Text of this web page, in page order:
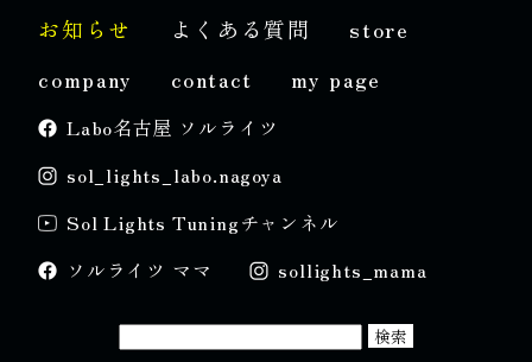
お知らせ
よくある質問
store
company
contact my page
Labo名古屋 ソルライツ
sol_lights_labo.nagoya
Sol Lights Tuningチャンネル
ソルライツ ママ
sollights_mama